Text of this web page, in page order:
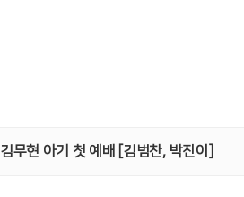
김무현 아기 첫 예배 [김범찬, 박진이]